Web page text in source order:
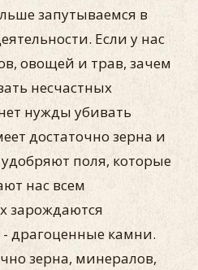
запутываемся в
Если у нас
овощей и трав, зачем
несчастных
нужды убивать
достаточно зерна и
поля, которые
нас всем
зарождаются
драгоценные камни.
зерна, минералов,